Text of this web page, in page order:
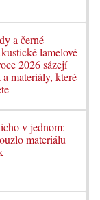
a černé
lamelové
2026 sázejí
a materiály, které
v jednom:
materiálu